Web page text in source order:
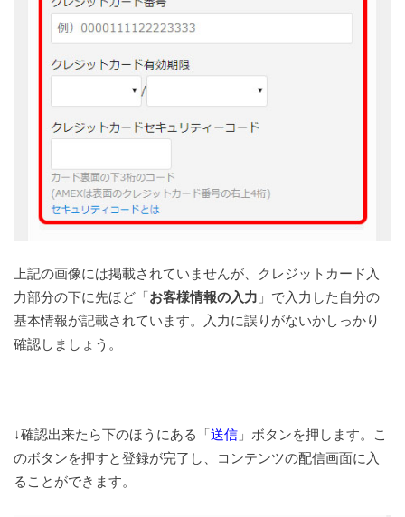
上記の画像には掲載されていませんが、クレジットカード入
力部分の下に先ほど「お客様情報の入力 」で入力した自分の
基本情報が記載されています。入力に誤りがないかしっかり
確認しましょう。
↓確認出来たら下のほうにある「送信 」ボタンを押します。こ
のボタンを押すと登録が完了し、コンテンツの配信画面に入
ることができます。